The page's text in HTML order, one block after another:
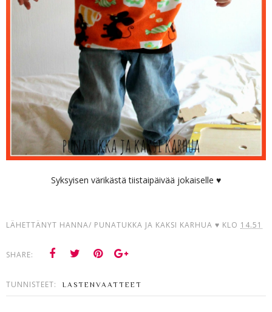
Syksyisen värikästä tiistaipäivää jokaiselle ♥
LÄHETTÄNYT HANNA/ PUNATUKKA JA KAKSI KARHUA ♥ KLO 14.51
SHARE:
TUNNISTEET: LASTENVAATTEET